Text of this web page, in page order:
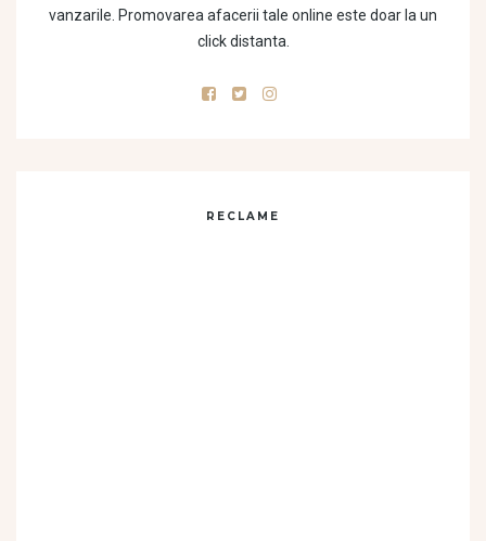
vanzarile. Promovarea afacerii tale online este doar la un
click distanta.
RECLAME